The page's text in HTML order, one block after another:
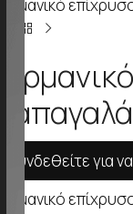
Γερμανικό
Συνδεθείτε για
Γερμανικό